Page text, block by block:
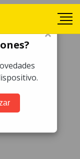
en
23
×